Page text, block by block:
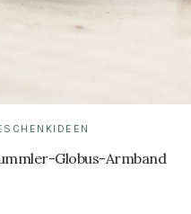
Globus-Armband